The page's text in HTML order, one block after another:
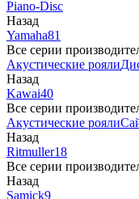
Piano-Disc
Назад
Yamaha81
Все серии
Акустические рояли
Назад
Kawai40
Все серии
Акустические рояли
Назад
Ritmuller18
Все серии
Назад
Samick9